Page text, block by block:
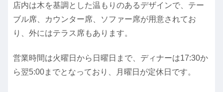
店内は木を基調とした温もりのあるデザインで、テー
ブル席、カウンター席、ソファー席が用意されてお
り、外にはテラス席もあります。
営業時間は火曜日から日曜日まで、ディナーは17:30か
ら翌5:00までとなっており、月曜日が定休日です。